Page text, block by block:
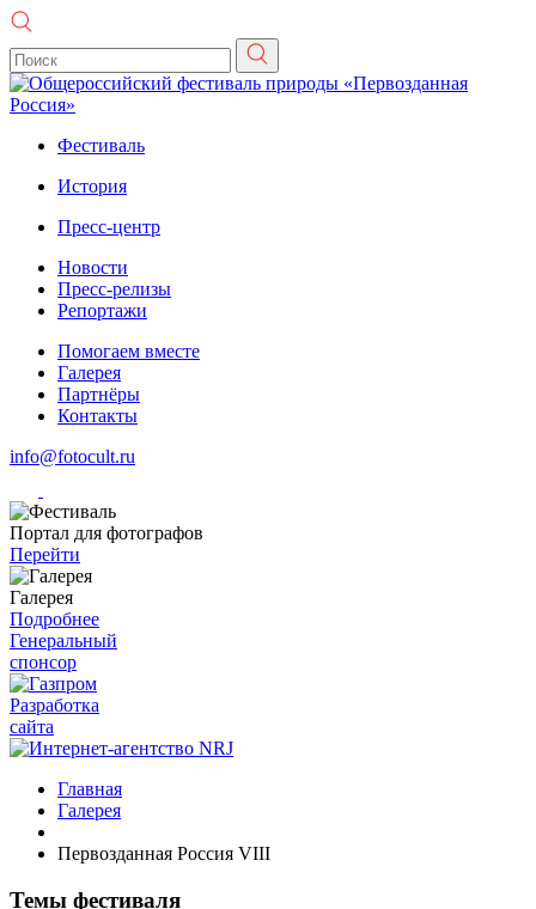
Фестиваль
История
Пресс-центр
Новости
Пресс-релизы
Репортажи
Помогаем вместе
Галерея
Партнёры
Контакты
info@fotocult.ru
Портал для фотографов
Перейти
Галерея
Подробнее
Генеральный
спонсор
Разработка
сайта
Главная
Галерея
Первозданная Россия VIII
Темы фестиваля